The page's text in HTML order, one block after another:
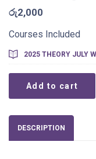
රු2,000
Courses Included
2025 THEORY JULY
Theory
Week
1(Extra
1)-
Add to cart
DESCRIPTION